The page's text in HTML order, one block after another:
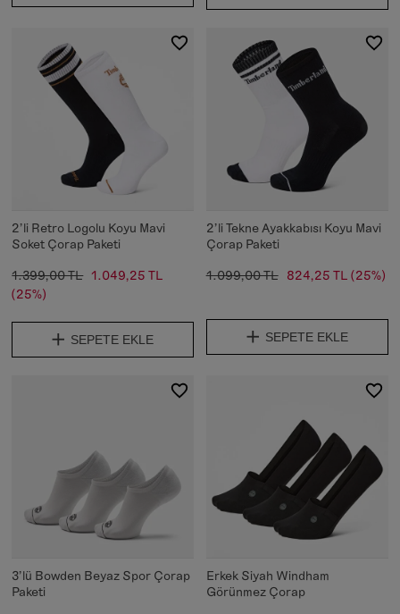
2'li Retro Logolu Koyu Mavi
Soket Çorap Paketi
1.399,00 TL 1.049,25 TL
(25%)
SEPETE EKLE
2'li Tekne Ayakkabısı Koyu Mavi
Çorap Paketi
1.099,00 TL 824,25 TL (25%)
SEPETE EKLE
3'lü Bowden Beyaz Spor Çorap
Paketi
Erkek Siyah Windham
Görünmez Çorap